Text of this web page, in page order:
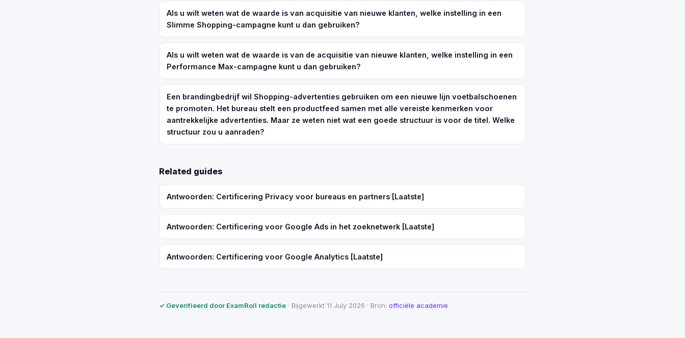
Als u wilt weten wat de waarde is van acquisitie van nieuwe klanten, welke instelling in een
Slimme Shopping-campagne kunt u dan gebruiken?
Als u wilt weten wat de waarde is van de acquisitie van nieuwe klanten, welke instelling in een
Performance Max-campagne kunt u dan gebruiken?
Een brandingbedrijf wil Shopping-advertenties gebruiken om een nieuwe lijn voetbalschoenen
te promoten. Het bureau stelt een productfeed samen met alle vereiste kenmerken voor
aantrekkelijke advertenties. Maar ze weten niet wat een goede structuur is voor de titel. Welke
structuur zou u aanraden?
Related guides
Antwoorden: Certificering Privacy voor bureaus en partners [Laatste]
Antwoorden: Certificering voor Google Ads in het zoeknetwerk [Laatste]
Antwoorden: Certificering voor Google Analytics [Laatste]
✓ Geverifieerd door ExamRoll redactie · Bijgewerkt 11 July 2026 · Bron: officiële academie